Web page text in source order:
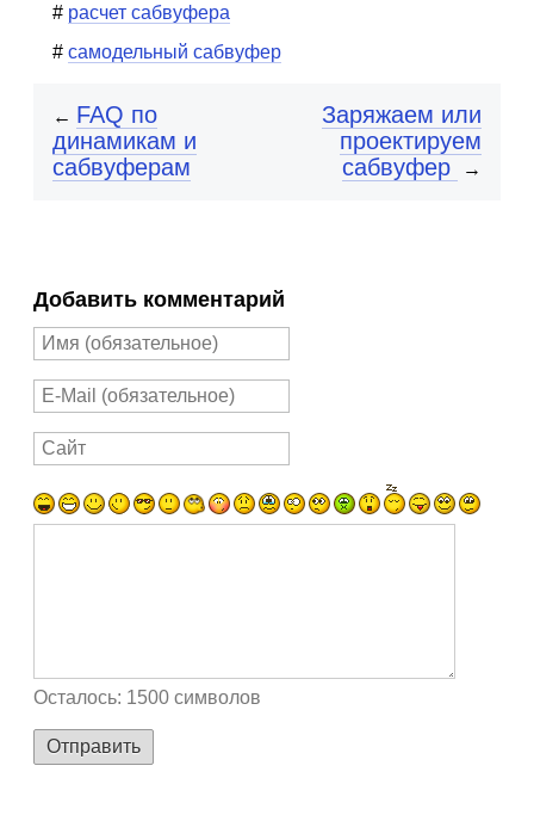
расчет сабвуфера
самодельный сабвуфер
Заряжаем или
проектируем
сабвуфер
→
← FAQ по
динамикам и
сабвуферам
Добавить комментарий
Осталось: 1500 символов
Отправить